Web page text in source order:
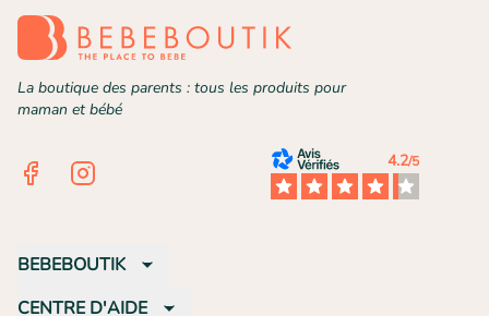
La boutique des parents : tous les produits pour
maman et bébé
FacebookInstagram 4.2/5
BEBEBOUTIK
CENTRE D'AIDE